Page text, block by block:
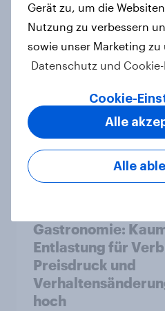
Schlüssel zur
Artikel
Balea: Wie die dm-
der preiswerten
einer bevorzugten
Gastronomie:
Entlastung für
Preisdruck und
hoch
Gerät zu, um die
Nutzung zu verbessern
sowie unser Marketing
Datenschutz und
Cookie-
Alle
Alle